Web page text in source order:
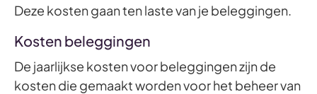
Deze kosten gaan ten laste van je beleggingen.
Kosten beleggingen
De jaarlijkse kosten voor beleggingen zijn de
kosten die gemaakt worden voor het beheer van